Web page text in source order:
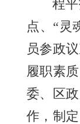
程
点、“灵
员参政
履职素
委、区
作，制